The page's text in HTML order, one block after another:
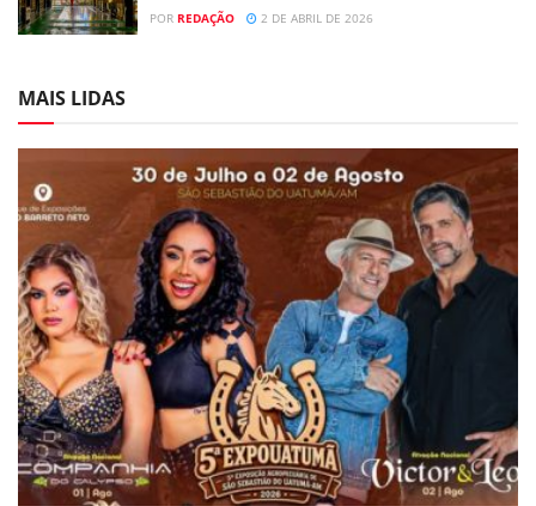
POR REDAÇÃO 2 DE ABRIL DE 2026
MAIS LIDAS